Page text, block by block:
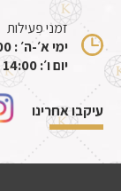
זמני פעילות
ימי א׳-ה׳ : 18:00 - 10:00
יום ו׳: 14:00 - 10:00
עיקבו אחרינו